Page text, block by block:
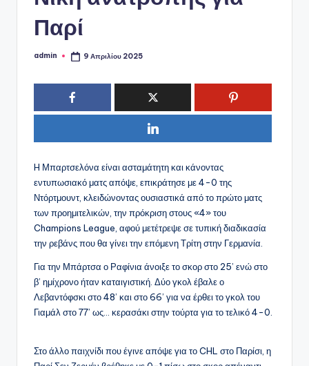
Παρί
Συγγραφέας:
admin 9 Απριλίου 2025
H Μπαρτσελόνα είναι ασταμάτητη και κάνοντας
εντυπωσιακό ματς απόψε, επικράτησε με 4-0 της
Ντόρτμουντ, κλειδώνοντας ουσιαστικά από το πρώτο ματς
των προημιτελικών, την πρόκριση στους «4» του
Champions League, αφού μετέτρεψε σε τυπική διαδικασία
την ρεβάνς που θα γίνει την επόμενη Τρίτη στην Γερμανία.
Για την Μπάρτσα ο Ραφίνια άνοιξε το σκορ στο 25’ ενώ στο
β’ ημίχρονο ήταν καταιγιστική. Δύο γκολ έβαλε ο
Λεβαντόφσκι στο 48’ και στο 66’ για να έρθει το γκολ του
Γιαμάλ στο 77’ ως… κερασάκι στην τούρτα για το τελικό 4-0.
Στο άλλο παιχνίδι που έγινε απόψε για το CHL στο Παρίσι, η